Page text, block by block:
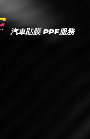
汽車貼膜 PPF服務